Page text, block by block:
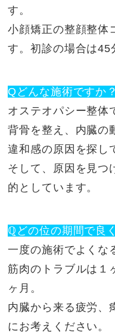
す。
小顔矯正の整顔整体
す。初診の場合は45
Qどんな施術ですか？
オステオパシー整体
背骨を整え、内臓の
違和感の原因を探し
そして、原因を見つ
的としています。
ℚどの位の期間で良
一度の施術でよくな
筋肉のトラブルは１
ヶ月。
内臓から来る疲労、
にお考えください。